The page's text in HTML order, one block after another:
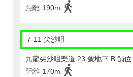
距離 190m
7-11 尖沙咀
九龍尖沙咀樂道 23 號地下 B 舖位
距離 170m